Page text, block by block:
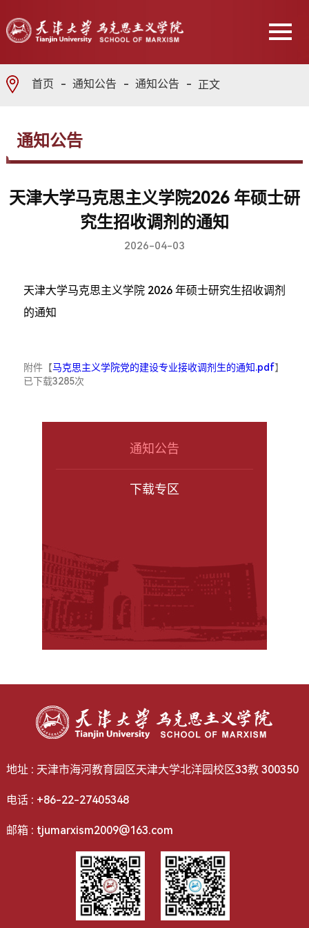
首页 通知公告 通知公告 正文
通知公告
天津大学马克思主义学院2026 年硕士研
究生招收调剂的通知
2026-04-03
天津大学马克思主义学院 2026 年硕士研究生招收调剂
的通知
附件【马克思主义学院党的建设专业接收调剂生的通知.pdf】
已下载3285次
通知公告
下载专区
地址 : 天津市海河教育园区天津大学北洋园校区33教 300350
电话 : +86-22-27405348
邮箱 : tjumarxism2009@163.com